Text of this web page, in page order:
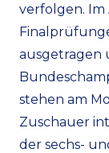
verfolgen. Im
ausgetragen
stehen am
Zuschauer
der sechs-